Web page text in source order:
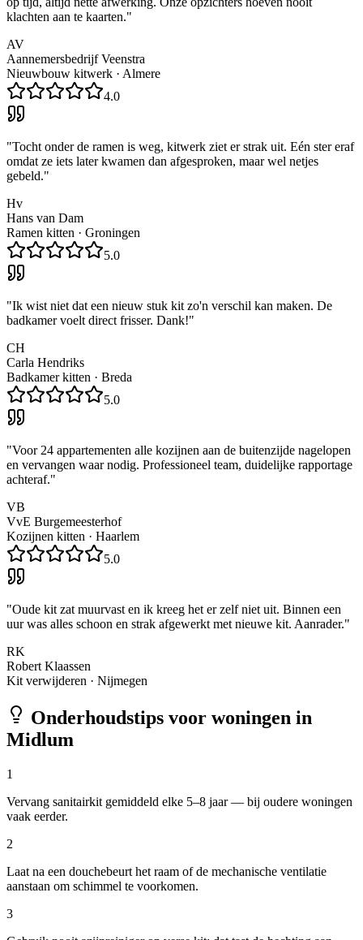
klachten aan te kaarten."
AV
Aannemersbedrijf Veenstra
Nieuwbouw kitwerk · Almere
4.0
"Tocht onder de ramen is weg, kitwerk ziet er strak uit. Eén ster eraf
omdat ze iets later kwamen dan afgesproken, maar wel netjes
gebeld."
Hv
Hans van Dam
Ramen kitten · Groningen
5.0
"Ik wist niet dat een nieuw stuk kit zo'n verschil kan maken. De
badkamer voelt direct frisser. Dank!"
CH
Carla Hendriks
Badkamer kitten · Breda
5.0
"Voor 24 appartementen alle kozijnen aan de buitenzijde nagelopen
en vervangen waar nodig. Professioneel team, duidelijke rapportage
achteraf."
VB
VvE Burgemeesterhof
Kozijnen kitten · Haarlem
5.0
"Oude kit zat muurvast en ik kreeg het er zelf niet uit. Binnen een
uur was alles schoon en strak afgewerkt met nieuwe kit. Aanrader."
RK
Robert Klaassen
Kit verwijderen · Nijmegen
Onderhoudstips voor woningen in
Midlum
1
Vervang sanitairkit gemiddeld elke 5–8 jaar — bij oudere woningen
vaak eerder.
2
Laat na een douchebeurt het raam of de mechanische ventilatie
aanstaan om schimmel te voorkomen.
3